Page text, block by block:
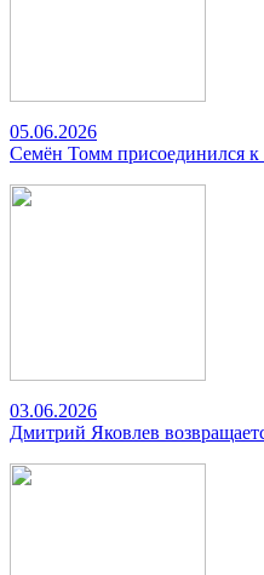
05.06.2026
Семён Томм присоединился к
03.06.2026
Дмитрий Яковлев